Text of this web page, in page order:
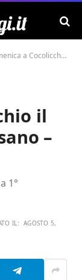
Cocolicchio il IX Trofeo Città di Fasano – VIDEO
il
–
1°
IL: AGOSTO 5,